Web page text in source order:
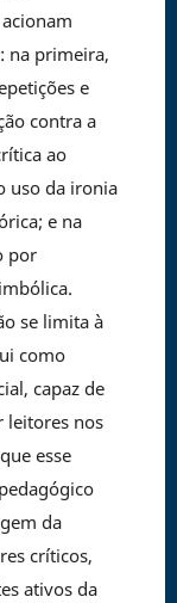
na primeira,
e
contra a
ao
uso da ironia
e na
por
se limita à
como
capaz de
leitores nos
esse
da
críticos,
ativos da